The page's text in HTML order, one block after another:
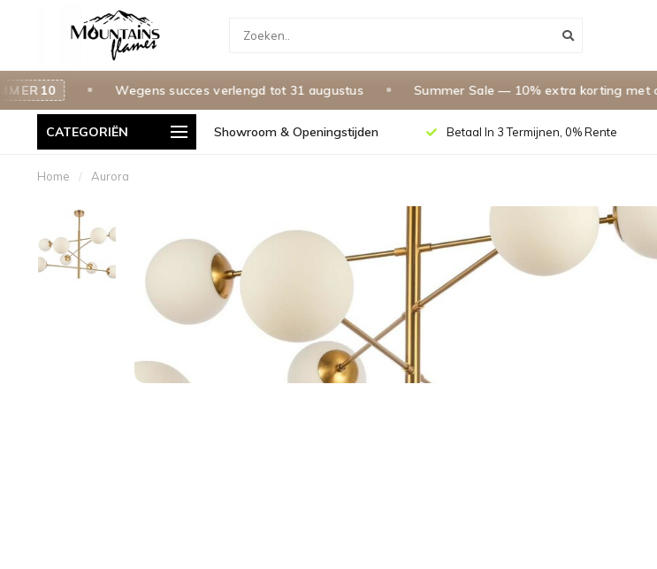
Wegens succes verlengd tot 31 augustus Summer Sale — 10% extra korting met code
CATEGORIËN Showroom & Openingstijden
is morgen in huis! Gratis levering in Nederland & Belgie Betaal In 3 Termijnen, 0% Rente
Home / Aurora